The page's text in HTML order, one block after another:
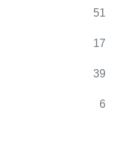
51
17
39
6